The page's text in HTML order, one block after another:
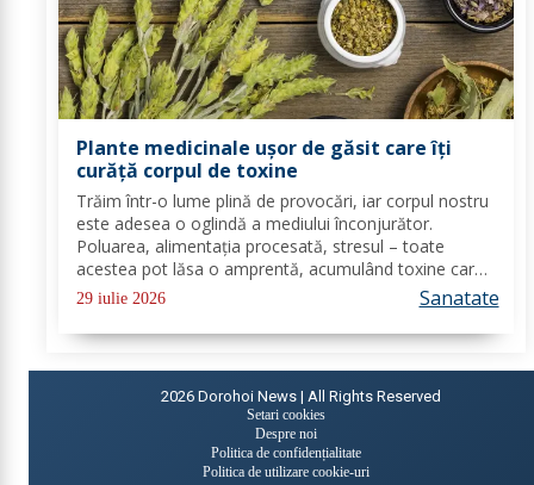
Plante medicinale ușor de găsit care îți
curăță corpul de toxine
Trăim într-o lume plină de provocări, iar corpul nostru
este adesea o oglindă a mediului înconjurător.
Poluarea, alimentația procesată, stresul – toate
acestea pot lăsa o amprentă, acumulând toxine care
ne pot face să ne simțim obosiți, lipsiți de energie și
29 iulie 2026 Sanatate
2026 Dorohoi News | All Rights Reserved
Setari cookies
Despre noi
Politica de confidențialitate
Politica de utilizare cookie-uri